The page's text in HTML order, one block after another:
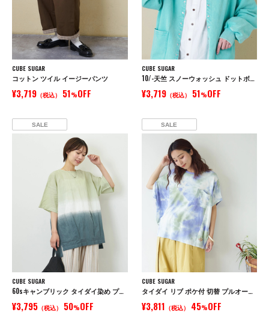
CUBE SUGAR
コットン ツイル イージーパンツ
¥3,719 （税込） 51%OFF
CUBE SUGAR
10/-天竺 スノーウォッシュ ドットボタン カーディガン
¥3,719（税込） 51%OFF
SALE
CUBE SUGAR
60sキャンブリック タイダイ染め プルオーバーシャツ
¥3,795 （税込） 50%OFF
SALE
CUBE SUGAR
タイダイ リブ ポケ付 切替 プルオーバー Tシャツ
¥3,811 （税込） 45%OFF